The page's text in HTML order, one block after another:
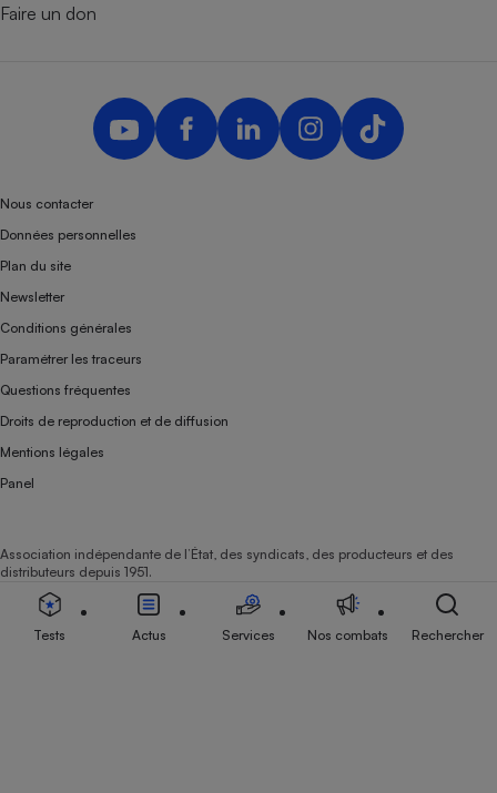
Faire un don
Nous contacter
Données personnelles
Plan du site
Newsletter
Conditions générales
Paramétrer les traceurs
Questions fréquentes
Droits de reproduction et de diffusion
Mentions légales
Panel
Association indépendante de l’État, des syndicats, des producteurs et des
distributeurs depuis 1951.
Tests Actus Services Nos combats Rechercher